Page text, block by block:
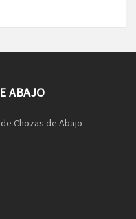
ABAJO
Chozas de Abajo